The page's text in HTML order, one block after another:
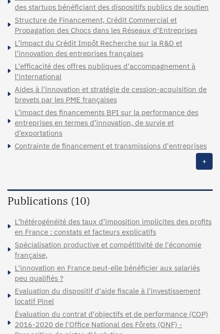
des startups bénéficiant des dispositifs publics de soutien
Structure de Financement, Crédit Commercial et
Propagation des Chocs dans les Réseaux d’Entreprises
L’impact du Crédit Impôt Recherche sur la R&D et
l’innovation des entreprises françaises
L'efficacité des offres publiques d'accompagnement à
l'international
Aides à l'innovation et stratégie de cession-acquisition de
brevets par les PME françaises
L’impact des financements BPI sur la performance des
entreprises en termes d’innovation, de survie et
d’exportations
Contrainte de financement et transmissions d'entreprises
+
Publications (10)
L’hétérogénéité des taux d’imposition implicites des profits
en France : constats et facteurs explicatifs
Spécialisation productive et compétitivité de l'économie
française,
L'innovation en France peut-elle bénéficier aux salariés
peu qualifiés ?
Evaluation du dispositif d'aide fiscale à l'investissement
locatif Pinel
Évaluation du contrat d'objectifs et de performance (COP)
2016-2020 de l'Office National des Fôrets (ONF) -